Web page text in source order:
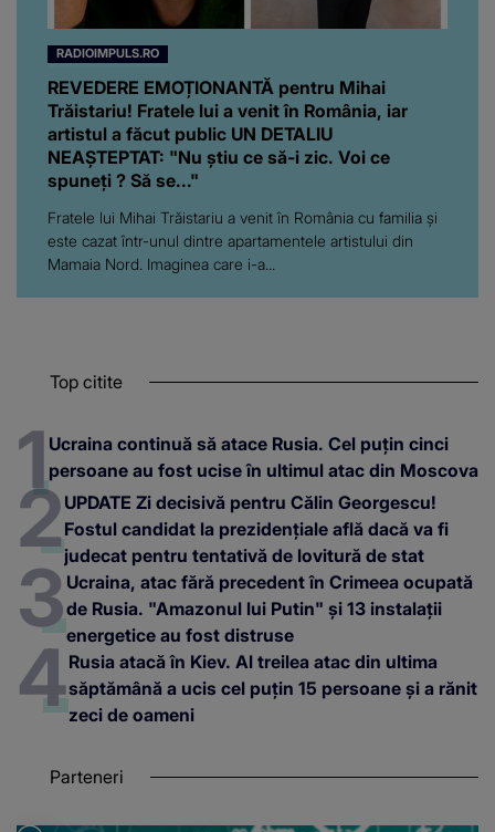
RADIOIMPULS.RO
REVEDERE EMOȚIONANTĂ pentru Mihai
Trăistariu! Fratele lui a venit în România, iar
artistul a făcut public UN DETALIU
NEAȘTEPTAT: "Nu știu ce să-i zic. Voi ce
spuneți ? Să se..."
Fratele lui Mihai Trăistariu a venit în România cu familia și
este cazat într-unul dintre apartamentele artistului din
Mamaia Nord. Imaginea care i-a...
Top citite
Ucraina continuă să atace Rusia. Cel puțin cinci
persoane au fost ucise în ultimul atac din Moscova
UPDATE Zi decisivă pentru Călin Georgescu!
Fostul candidat la prezidențiale află dacă va fi
judecat pentru tentativă de lovitură de stat
Ucraina, atac fără precedent în Crimeea ocupată
de Rusia. "Amazonul lui Putin" și 13 instalații
energetice au fost distruse
Rusia atacă în Kiev. Al treilea atac din ultima
săptămână a ucis cel puțin 15 persoane și a rănit
zeci de oameni
Parteneri